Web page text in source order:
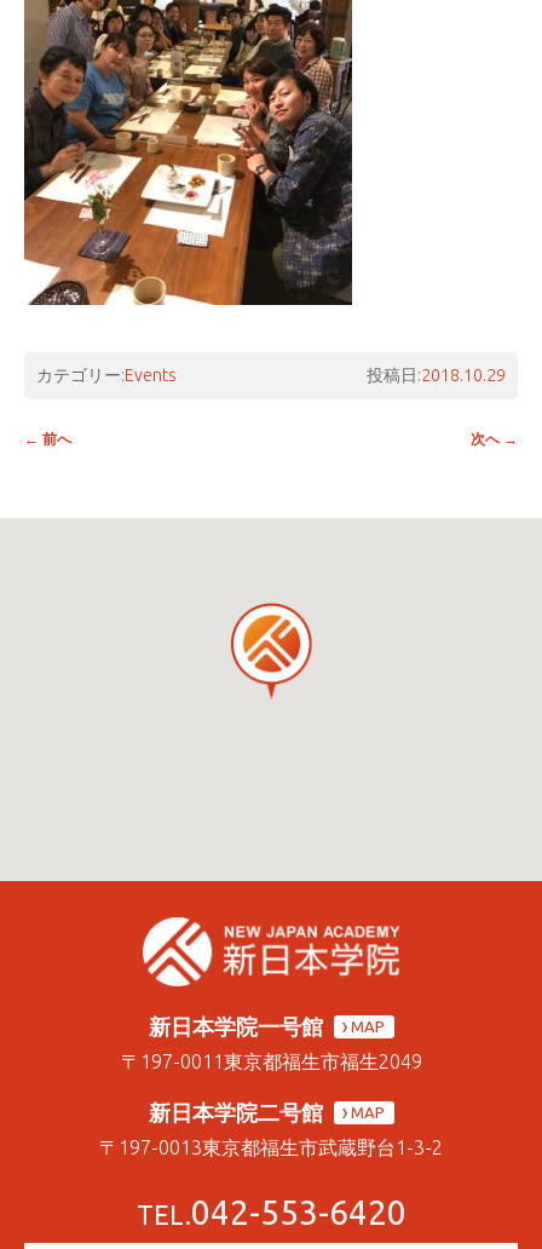
カテゴリー:Events 投稿日:2018.10.29
投稿ナビゲーション
← 前へ 次へ →
新日本学院一号館 MAP
〒197-0011 東京都福生市福生2049
新日本学院二号館 MAP
〒197-0013東京都福生市武蔵野台1-3-2
TEL.042-553-6420